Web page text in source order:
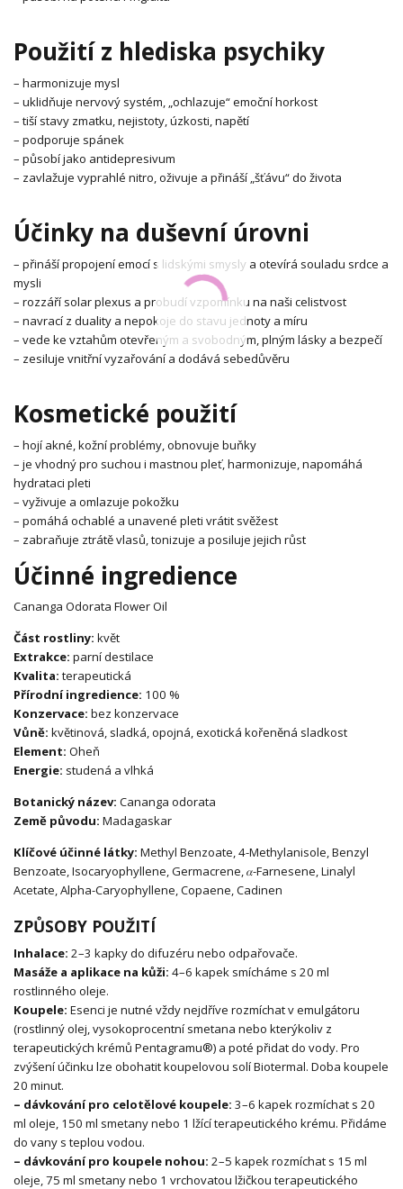
Použití z hlediska psychiky
– harmonizuje mysl
– uklidňuje nervový systém, „ochlazuje“ emoční horkost
– tiší stavy zmatku, nejistoty, úzkosti, napětí
– podporuje spánek
– působí jako antidepresivum
– zavlažuje vyprahlé nitro, oživuje a přináší „šťávu“ do života
Účinky na duševní úrovni
– přináší propojení emocí s lidskými smysly a otevírá souladu srdce a
mysli
– rozzáří solar plexus a probudí vzpomínku na naši celistvost
– navrací z duality a nepokoje do stavu jednoty a míru
– vede ke vztahům otevřeným a svobodným, plným lásky a bezpečí
– zesiluje vnitřní vyzařování a dodává sebedůvěru
Kosmetické použití
– hojí akné, kožní problémy, obnovuje buňky
– je vhodný pro suchou i mastnou pleť, harmonizuje, napomáhá
hydrataci pleti
– vyživuje a omlazuje pokožku
– pomáhá ochablé a unavené pleti vrátit svěžest
– zabraňuje ztrátě vlasů, tonizuje a posiluje jejich růst
Účinné ingredience
Cananga Odorata Flower Oil
Část rostliny: květ
Extrakce: parní destilace
Kvalita: terapeutická
Přírodní ingredience: 100 %
Konzervace: bez konzervace
Vůně: květinová, sladká, opojná, exotická kořeněná sladkost
Element: Oheň
Energie: studená a vlhká
Botanický název: Cananga odorata
Země původu: Madagaskar
Klíčové účinné látky: Methyl Benzoate, 4-Methylanisole, Benzyl
Benzoate, Isocaryophyllene, Germacrene, 𝛼-Farnesene, Linalyl
Acetate, Alpha-Caryophyllene, Copaene, Cadinen
ZPŮSOBY POUŽITÍ
Inhalace: 2–3 kapky do difuzéru nebo odpařovače.
Masáže a aplikace na kůži: 4–6 kapek smícháme s 20 ml
rostlinného oleje.
Koupele: Esenci je nutné vždy nejdříve rozmíchat v emulgátoru
(rostlinný olej, vysokoprocentní smetana nebo kterýkoliv z
terapeutických krémů Pentagramu®) a poté přidat do vody. Pro
zvýšení účinku lze obohatit koupelovou solí Biotermal. Doba koupele
20 minut.
– dávkování pro celotělové koupele: 3–6 kapek rozmíchat s 20
ml oleje, 150 ml smetany nebo 1 lžící terapeutického krému. Přidáme
do vany s teplou vodou.
– dávkování pro koupele nohou: 2–5 kapek rozmíchat s 15 ml
oleje, 75 ml smetany nebo 1 vrchovatou lžičkou terapeutického